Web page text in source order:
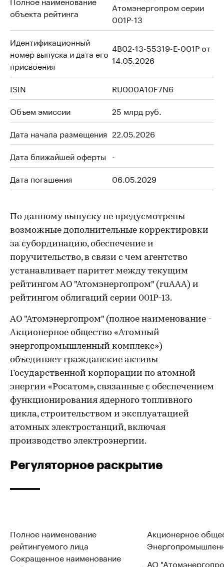
объекта рейтинга
Атомэнергопром серии
001P-13
Идентификационный
номер выпуска и дата его
присвоения
4B02-13-55319-E-001P от
14.05.2026
ISIN
RU000A10F7N6
Объем эмиссии
25 млрд руб.
Дата начала размещения 22.05.2026
Дата ближайшей оферты -
Дата погашения
06.05.2029
По данному выпуску не предусмотрены
возможные дополнительные корректировки
за субординацию, обеспечение и
поручительство, в связи с чем агентство
устанавливает паритет между текущим
рейтингом АО "Атомэнергопром" (ruAAA) и
рейтингом облигаций серии 001P-13.
АО "Атомэнергопром" (полное наименование -
Акционерное общество «Атомный
энергопромышленный комплекс»)
объединяет гражданские активы
Государственной корпорации по атомной
энергии «Росатом», связанные с обеспечением
функционирования ядерного топливного
цикла, строительством и эксплуатацией
атомных электростанций, включая
производство электроэнергии.
Регуляторное раскрытие
Полное наименование
рейтингуемого лица
Акционерное
Сокращенное наименование
АО